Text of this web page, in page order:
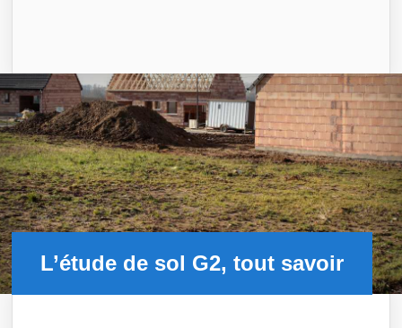
L’étude de sol G2, tout savoir